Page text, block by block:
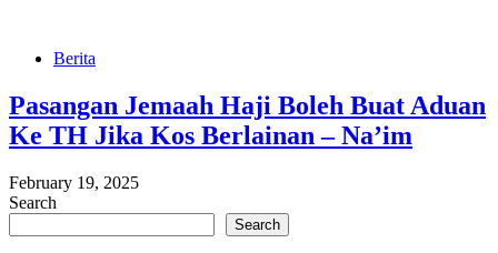
Berita
Pasangan Jemaah Haji Boleh Buat Aduan
Ke TH Jika Kos Berlainan – Na’im
February 19, 2025
Search
Search